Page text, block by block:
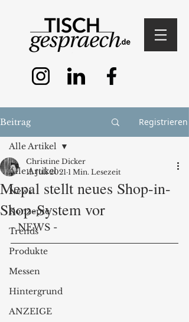
Beitrag Registrieren
Alle Artikel
News
Konzepte
Trends
Produkte
Messen
Hintergrund
ANZEIGE
Alle Artikel
Mepal stellt neues Shop-in-
Shop-System vor
Christine Dicker
11. Juli 2021 1 Min. Lesezeit
- NEWS -